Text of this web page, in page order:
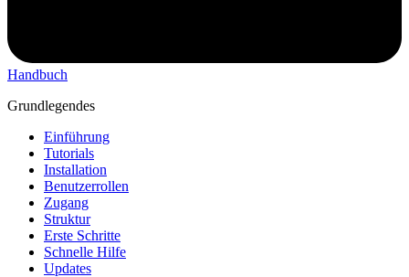
Handbuch
Grundlegendes
Einführung
Tutorials
Installation
Benutzerrollen
Zugang
Struktur
Erste Schritte
Schnelle Hilfe
Updates